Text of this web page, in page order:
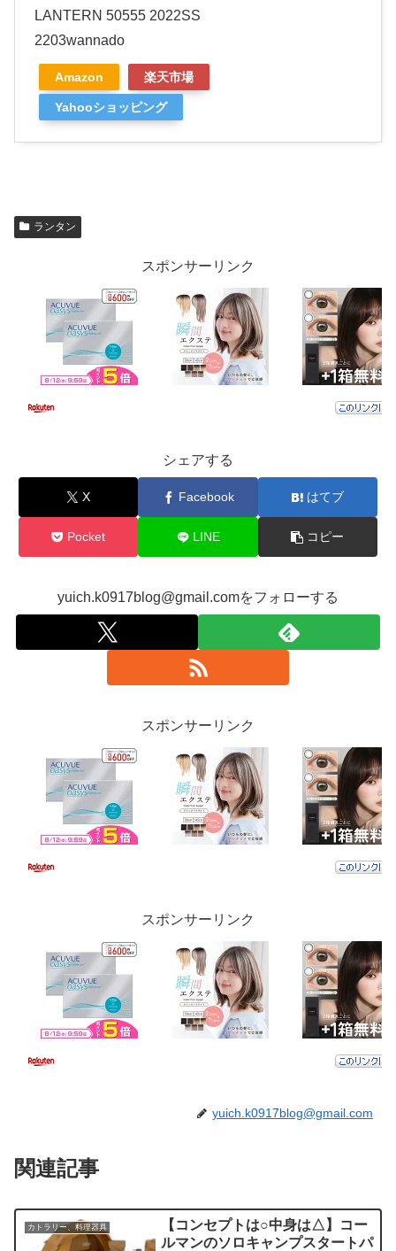
LANTERN 50555 2022SS
2203wannado
Amazon 楽天市場
Yahooショッピング
ランタン
スポンサーリンク
シェアする
X Facebook はてブ
Pocket LINE コピー
yuich.k0917blog@gmail.comをフォローする
スポンサーリンク
スポンサーリンク
yuich.k0917blog@gmail.com
関連記事
カトラリー、料理器具
【コンセプトは○中身は△】コー
ルマンのソロキャンプスタートパ